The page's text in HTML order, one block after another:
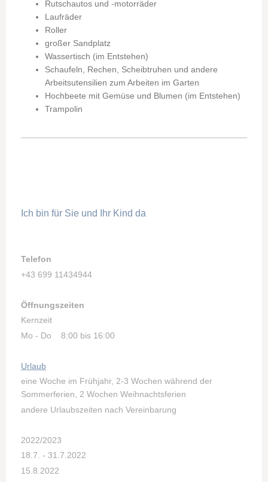
Rutschautos und -motorräder
Laufräder
Roller
großer Sandplatz
Wassertisch (im Entstehen)
Schaufeln, Rechen, Scheibtruhen und andere
Arbeitsutensilien zum Arbeiten im Garten
Hochbeete mit Gemüse und Blumen (im Entstehen)
Trampolin
Ich bin für Sie und Ihr Kind da
Telefon
+43 699 11434944
Öffnungszeiten
Kernzeit
Mo - Do 8:00 bis 16:00
Urlaub
eine Woche im Frühjahr, 2-3 Wochen während der
Sommerferien, 2 Wochen Weihnachtsferien
andere Urlaubszeiten nach Vereinbarung
2022/2023
18.7. - 31.7.2022
15.8.2022